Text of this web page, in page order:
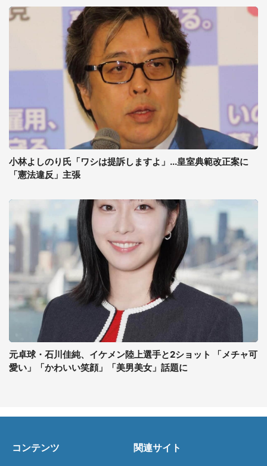
小林よしのり氏「ワシは提訴しますよ」...皇室典範改正案に
「憲法違反」主張
元卓球・石川佳純、イケメン陸上選手と2ショット 「メチャ可
愛い」「かわいい笑顔」「美男美女」話題に
コンテンツ 関連サイト